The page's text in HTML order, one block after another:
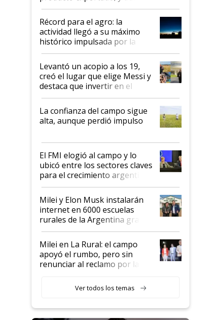
el agro aportó casi seis de cada
diez dólares y sostuvo el
liderazgo en un semestre
récord
Récord para el agro: la
actividad llegó a su máximo
histórico impulsada por la
cosecha y las exportaciones
Levantó un acopio a los 19,
creó el lugar que elige Messi y
destaca que invertir en el
kirchnerismo era como "darle
plata a un hijo para droga":
Juan Félix Rossetti, el libertario
que de una dura crisis salió
de Milei
La confianza del campo sigue
alta, aunque perdió impulso
El FMI elogió al campo y lo
ubicó entre los sectores claves
para el crecimiento argentino
Milei y Elon Musk instalarán
internet en 6000 escuelas
rurales de la Argentina gracias
a un acuerdo con Starlink
Milei en La Rural: el campo
apoyó el rumbo, pero sin
renunciar al reclamo por las
Ver todos los temas